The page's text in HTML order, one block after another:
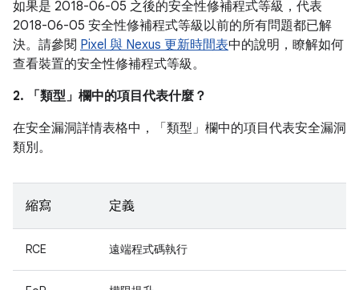
如果是 2018-06-05 之後的安全性修補程式等級，代表
2018-06-05 安全性修補程式等級以前的所有問題都已解
決。請參閱 Pixel 與 Nexus 更新時間表中的說明，瞭解如何
查看裝置的安全性修補程式等級。
2. 「類型」 欄中的項目代表什麼？
在安全漏洞詳情表格中，「類型」 欄中的項目代表安全漏洞
類別。
縮寫 定義
RCE 遠端程式碼執行